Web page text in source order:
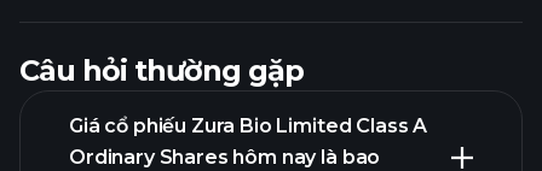
Câu hỏi thường gặp
Giá cổ phiếu Zura Bio Limited Class A
Ordinary Shares hôm nay là bao